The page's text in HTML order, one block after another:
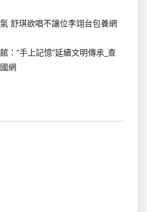
舒琪欲唱不讓位李翊台包養網
：“手上記憶”延續文明傳承_查
網